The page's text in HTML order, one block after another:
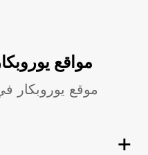
مواقع
موقع يوروبكار